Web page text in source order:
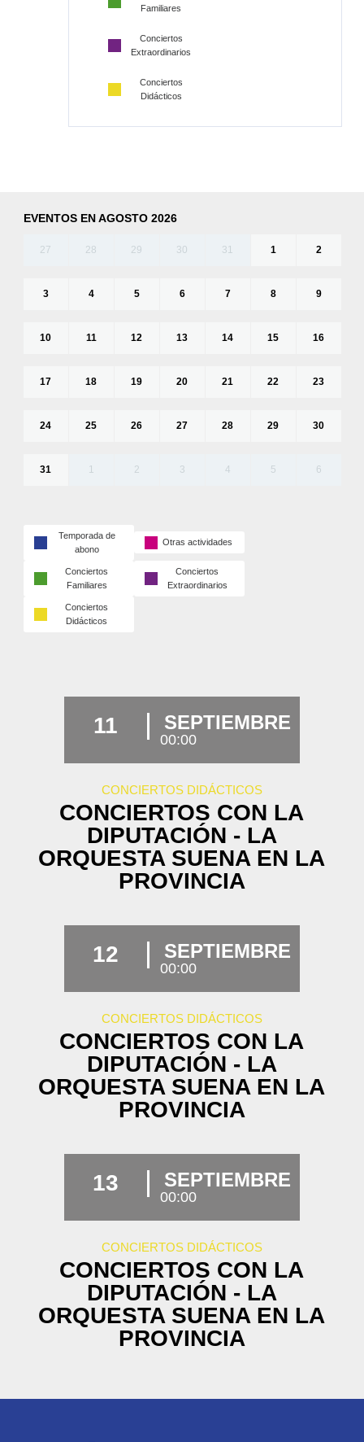
Familiares
Conciertos
Extraordinarios
Conciertos
Didácticos
EVENTOS EN AGOSTO 2026
27 28 29 30 31 1 2
3 4 5 6 7 8 9
10 11 12 13 14 15 16
17 18 19 20 21 22 23
24 25 26 27 28 29 30
31 1 2 3 4 5 6
Temporada de
abono
Otras actividades
Conciertos
Familiares
Conciertos
Extraordinarios
Conciertos
Didácticos
11 SEPTIEMBRE
00:00
CONCIERTOS DIDÁCTICOS
CONCIERTOS CON LA
DIPUTACIÓN - LA
ORQUESTA SUENA EN LA
PROVINCIA
12 SEPTIEMBRE
00:00
CONCIERTOS DIDÁCTICOS
CONCIERTOS CON LA
DIPUTACIÓN - LA
ORQUESTA SUENA EN LA
PROVINCIA
13 SEPTIEMBRE
00:00
CONCIERTOS DIDÁCTICOS
CONCIERTOS CON LA
DIPUTACIÓN - LA
ORQUESTA SUENA EN LA
PROVINCIA